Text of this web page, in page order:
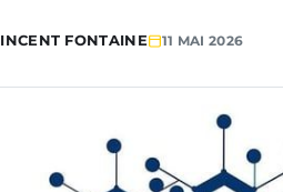
FONTAINE 11 MAI 2026